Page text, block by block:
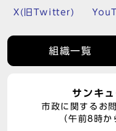
X(旧Twitter)
組織一覧
サンキ
市政に関するお
（午前8時